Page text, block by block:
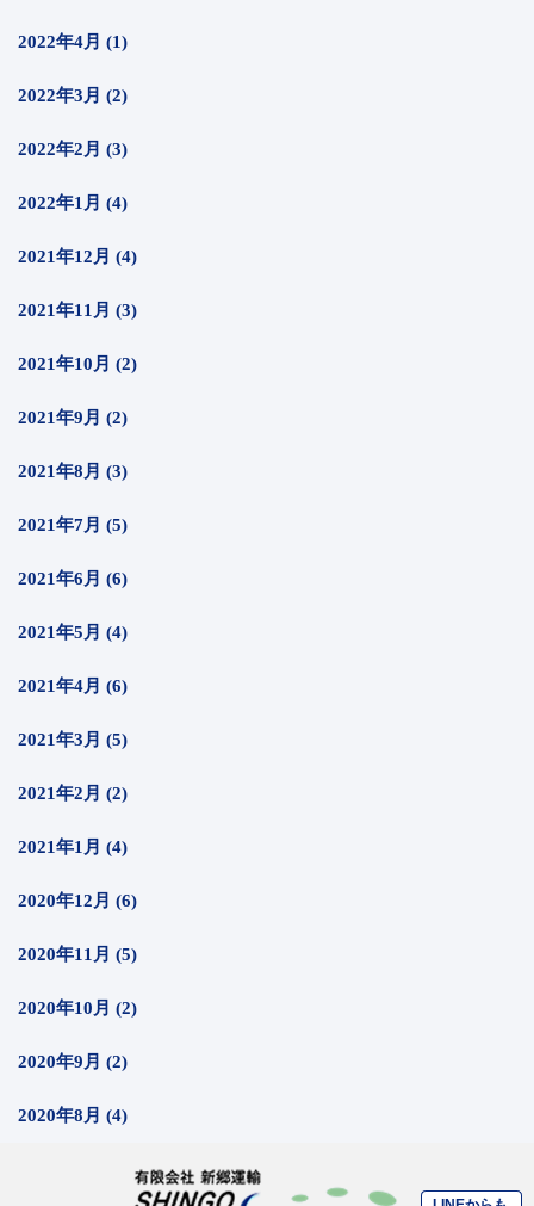
2022年4月 (1)
2022年3月 (2)
2022年2月 (3)
2022年1月 (4)
2021年12月 (4)
2021年11月 (3)
2021年10月 (2)
2021年9月 (2)
2021年8月 (3)
2021年7月 (5)
2021年6月 (6)
2021年5月 (4)
2021年4月 (6)
2021年3月 (5)
2021年2月 (2)
2021年1月 (4)
2020年12月 (6)
2020年11月 (5)
2020年10月 (2)
2020年9月 (2)
2020年8月 (4)